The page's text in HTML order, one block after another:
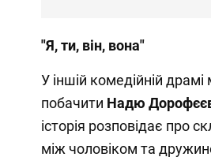
"Я, ти, він, вона"
У іншій комедійній
побачити Надю
історія розповідає про
між чоловіком та